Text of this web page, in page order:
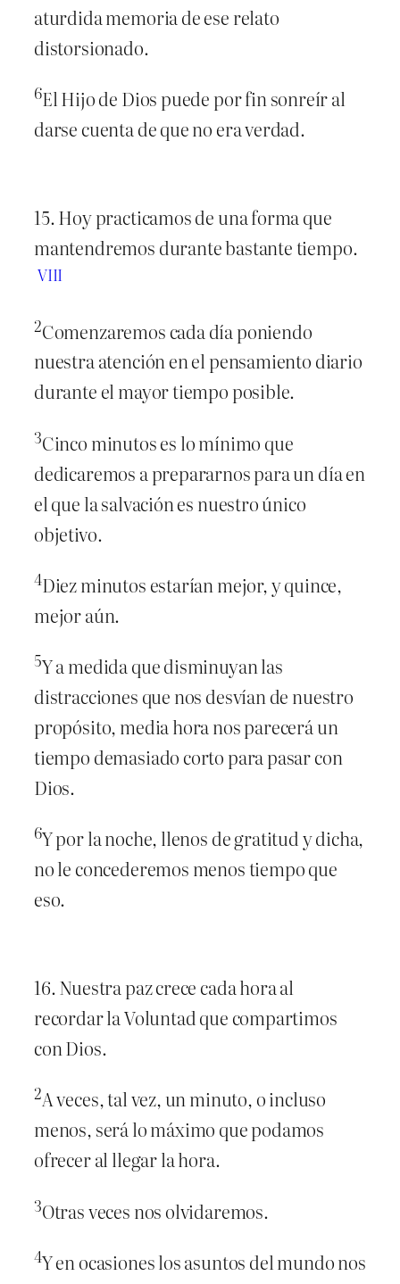
aturdida memoria de ese relato
distorsionado.
6El Hijo de Dios puede por fin sonreír al
darse cuenta de que no era verdad.
15. Hoy practicamos de una forma que
mantendremos durante bastante tiempo.
VIII
2Comenzaremos cada día poniendo
nuestra atención en el pensamiento diario
durante el mayor tiempo posible.
3Cinco minutos es lo mínimo que
dedicaremos a prepararnos para un día en
el que la salvación es nuestro único
objetivo.
4Diez minutos estarían mejor, y quince,
mejor aún.
5Y a medida que disminuyan las
distracciones que nos desvían de nuestro
propósito, media hora nos parecerá un
tiempo demasiado corto para pasar con
Dios.
6Y por la noche, llenos de gratitud y dicha,
no le concederemos menos tiempo que
eso.
16. Nuestra paz crece cada hora al
recordar la Voluntad que compartimos
con Dios.
2A veces, tal vez, un minuto, o incluso
menos, será lo máximo que podamos
ofrecer al llegar la hora.
3Otras veces nos olvidaremos.
4Y en ocasiones los asuntos del mundo nos